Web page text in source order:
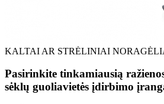
KALTAI AR STRĖLINIAI
Pasirinkite tinkamiausią
sėklų guoliavietės įdirbimo